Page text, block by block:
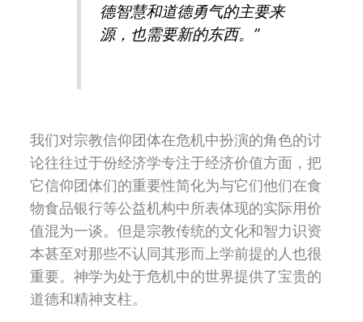
德智慧和道德勇气的主要来
源，也需要新的东西。”
我们对宗教信仰团体在危机中扮演的角色的讨
论往往过于份经济学专注于经济价值方面，把
它信仰团体们的重要性简化为与它们他们在食
物食品银行等公益机构中所表体现的实际用价
值混为一谈。但是宗教传统的文化和智力识资
本甚至对那些不认同其形而上学前提的人也很
重要。神学为处于危机中的世界提供了宝贵的
道德和精神支柱。